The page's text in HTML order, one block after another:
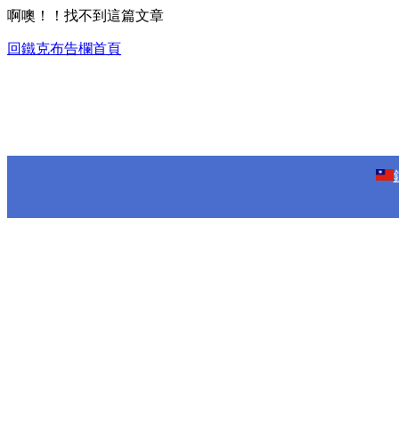
啊噢！！找不到這篇文章
回鐵克布告欄首頁